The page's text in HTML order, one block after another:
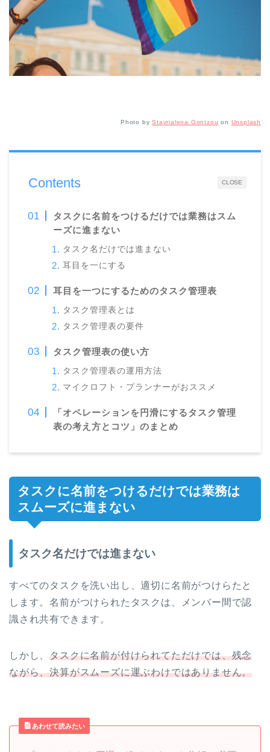
Photo byStavrialena Gontzou on Unsplash
CLOSE
Contents
タスクに名前をつけるだけでは業務はスム
ーズに進まない
タスク名だけでは進まない
耳目を一にする
耳目を一つにするためのタスク管理表
タスク管理表とは
タスク管理表の要件
タスク管理表の使い方
タスク管理表の運用方法
マイクロフト・プランナーがおススメ
「オペレーションを円滑にするタスク管理
表の考え方とコツ」のまとめ
タスクに名前をつけるだけでは業務は
スムーズに進まない
タスク名だけでは進まない
すべてのタスクを洗い出し、適切に名前がつけらたと
します。名前がつけられたタスクは、メンバー間で認
識され共有できます。
しかし、タスクに名前が付けられてただけでは、残念
ながら、決算がスムーズに運ぶわけではありません。
あわせて読みたい